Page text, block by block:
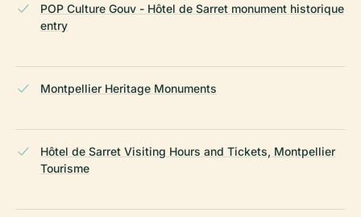
POP Culture Gouv - Hôtel de Sarret monument historique
entry
Montpellier Heritage Monuments
Hôtel de Sarret Visiting Hours and Tickets, Montpellier
Tourisme